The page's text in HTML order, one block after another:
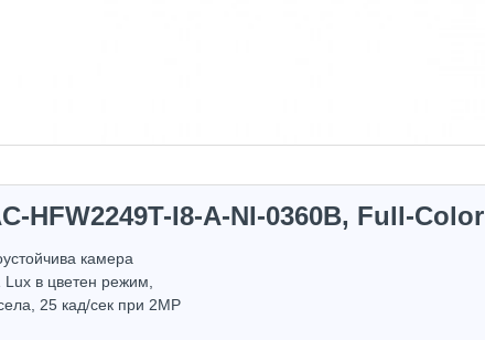
HFW2249T-I8-A-NI-0360B, Full-Color
камера
в цветен режим,
25 кад/сек при 2MP